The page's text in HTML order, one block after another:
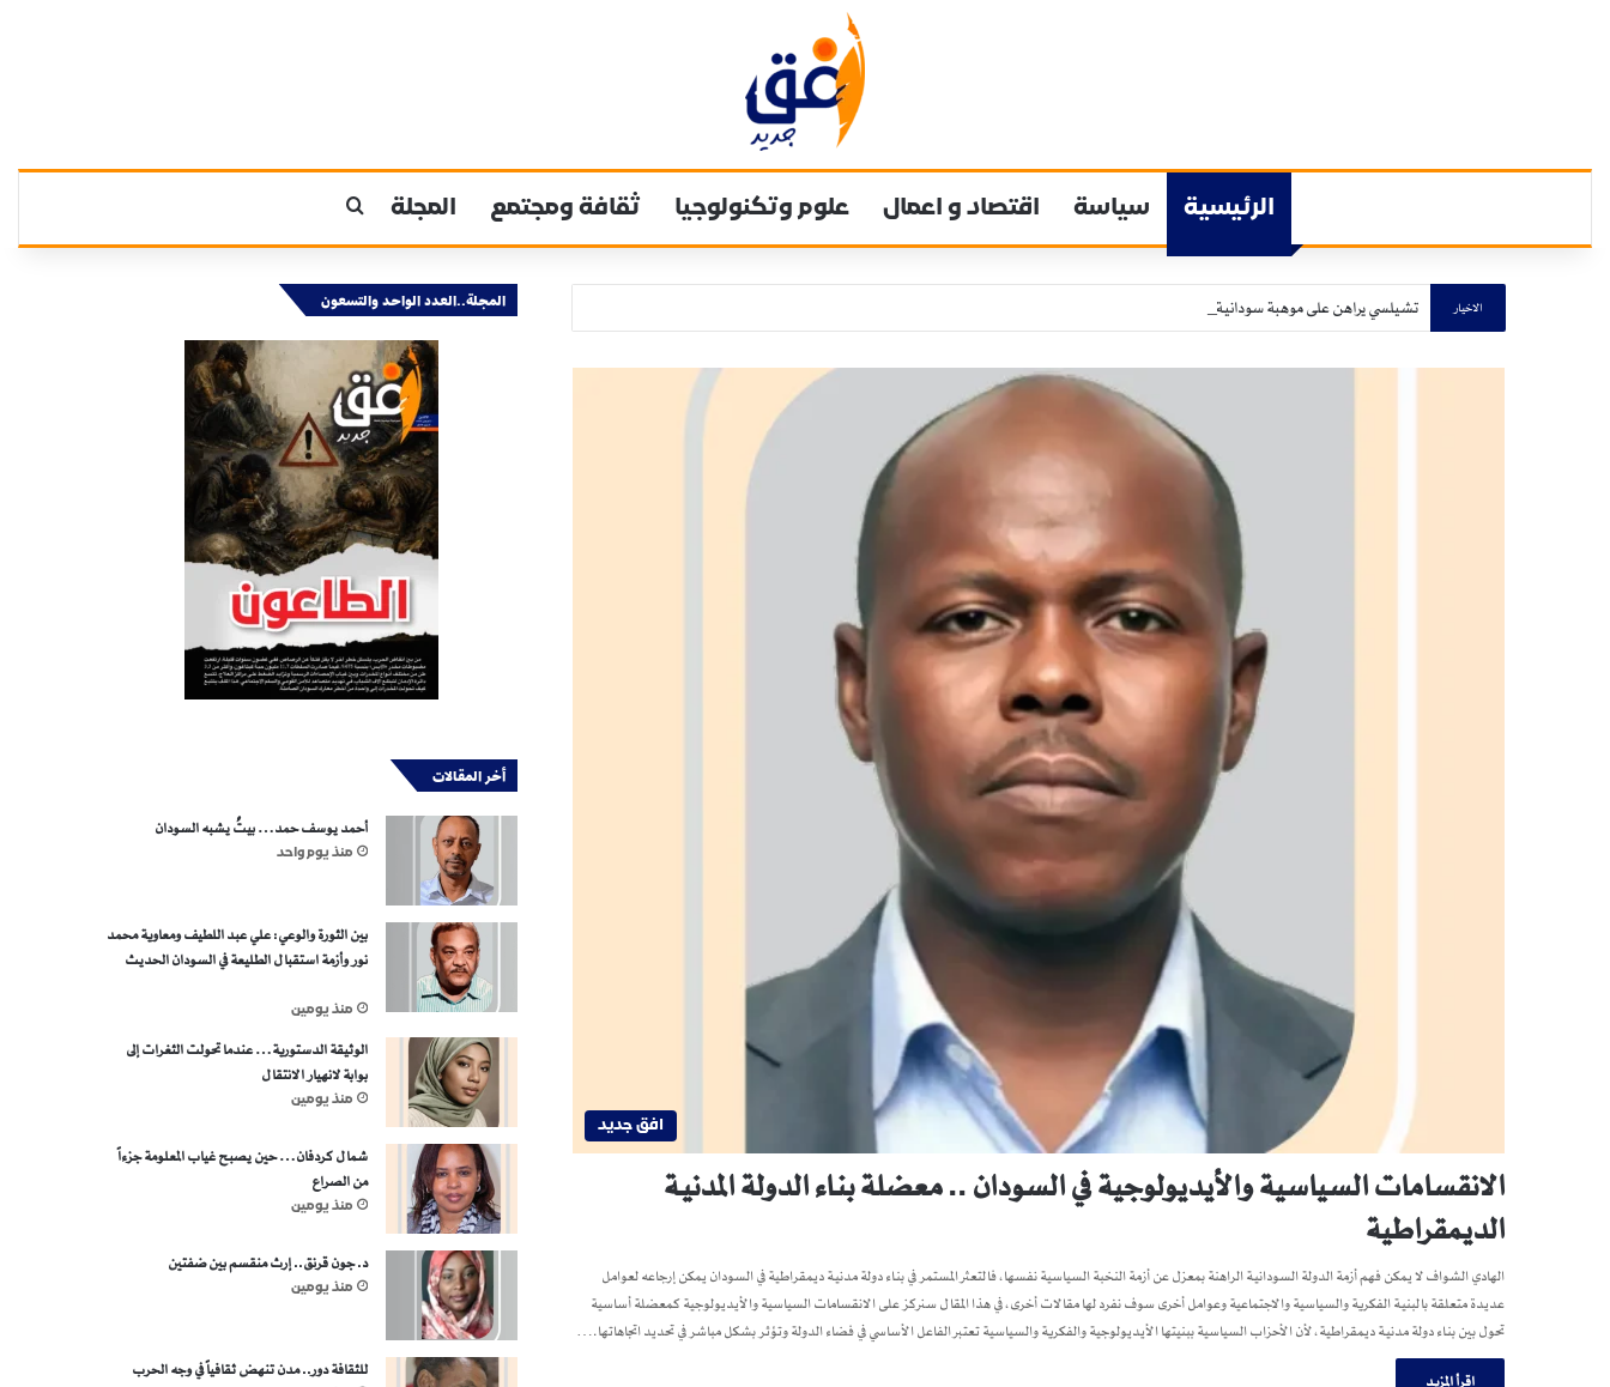
الرئيسية سياسة اقتصاد و اعمال علوم وتكنولوجيا ثقافة ومجتمع المجلة
الاخيار تشيلسي يراهن على موهبة سودانية.. مهدي الجزولي يخطف الأنظار في أقوى دوري في العالم
افق جديد
الانقسامات السياسية والأيديولوجية في السودان .. معضلة بناء الدولة المدنية
الديمقراطية
الهادي الشواف لا يمكن فهم أزمة الدولة السودانية الراهنة بمعزل عن أزمة النخبة السياسية نفسها، فالتعثر المستمر في بناء دولة مدنية ديمقراطية في السودان يمكن إرجاعه لعوامل
عديدة متعلقة بالبنية الفكرية والسياسية والاجتماعية وعوامل أخرى سوف نفرد لها مقالات أخرى، في هذا المقال سنركز على الانقسامات السياسية والأيديولوجية كمعضلة أساسية
تحول بين بناء دولة مدنية ديمقراطية، لأن الأحزاب السياسية ببنيتها الأيديولوجية والفكرية والسياسية تعتبر الفاعل الأساسي في فضاء الدولة وتؤثر بشكل مباشر في تحديد اتجاهاتها.…
اقرأ المزيد
المجلة..العدد الواحد والتسعون
أخر المقالات
أحمد يوسف حمد… بيتٌ يشبه السودان
منذ يوم واحد
بين الثورة والوعي: علي عبد اللطيف ومعاوية محمد
نور وأزمة استقبال الطليعة في السودان الحديث
منذ يومين
الوثيقة الدستورية… عندما تحولت الثغرات إلى
بوابة لانهيار الانتقال
منذ يومين
شمال كردفان… حين يصبح غياب المعلومة جزءاً
من الصراع
منذ يومين
د. جون قرنق.. إرث منقسم بين ضفتين
منذ يومين
للثقافة دور.. مدن تنهض ثقافياً في وجه الحرب